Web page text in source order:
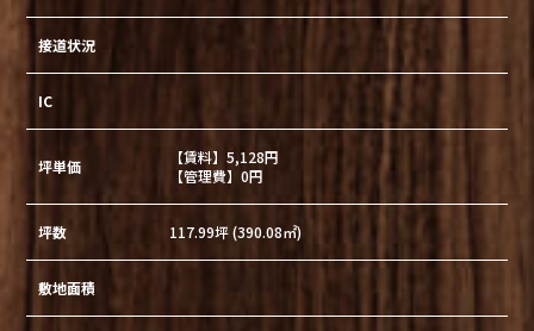
接道状況
IC
坪単価
【賃料】5,128円
【管理費】0円
坪数 117.99坪 (390.08㎡)
敷地面積